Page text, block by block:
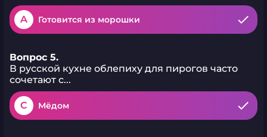
A Готовится из морошки
Вопрос 5.
В русской кухне облепиху для пирогов часто
сочетают с...
C Мёдом